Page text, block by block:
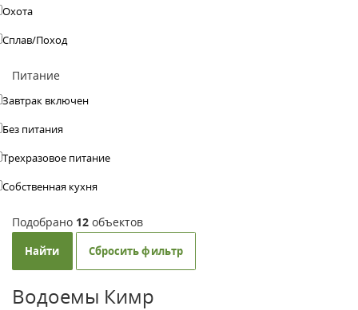
Охота
Сплав/Поход
Питание
Завтрак включен
Без питания
Трехразовое питание
Собственная кухня
Подобрано 12 объектов
Найти Сбросить фильтр
Водоемы Кимр